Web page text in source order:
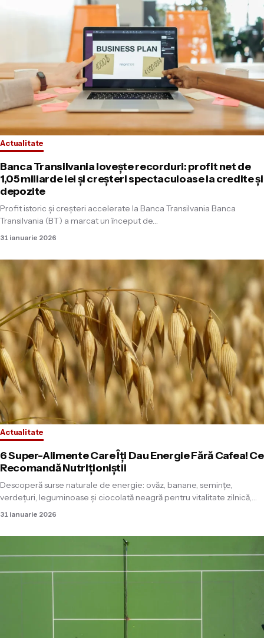
Actualitate
Banca Transilvania lovește recorduri: profit net de
1,05 miliarde lei și creșteri spectaculoase la credite și
depozite
Profit istoric și creșteri accelerate la Banca Transilvania Banca
Transilvania (BT) a marcat un început de…
31 ianuarie 2026
Actualitate
6 Super-Alimente Care Îți Dau Energie Fără Cafea! Ce
Recomandă Nutriționiștii
Descoperă surse naturale de energie: ovăz, banane, semințe,
verdețuri, leguminoase și ciocolată neagră pentru vitalitate zilnică,…
31 ianuarie 2026